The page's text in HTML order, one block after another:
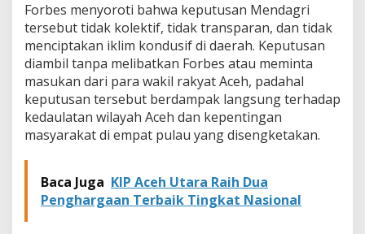
Y
a
n
g
D
i
k
a
i
i
l
Forbes menyoroti bahwa keputusan Mendagri
tersebut tidak kolektif, tidak transparan, dan tidak
menciptakan iklim kondusif di daerah. Keputusan
diambil tanpa melibatkan Forbes atau meminta
masukan dari para wakil rakyat Aceh, padahal
keputusan tersebut berdampak langsung terhadap
kedaulatan wilayah Aceh dan kepentingan
masyarakat di empat pulau yang disengketakan.
Baca Juga KIP Aceh Utara Raih Dua
Penghargaan Terbaik Tingkat Nasional